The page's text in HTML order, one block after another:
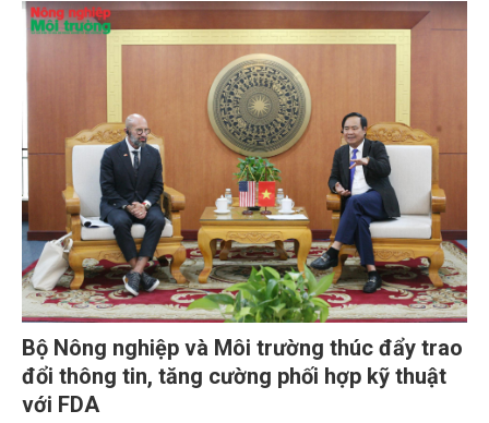
giới thiệu toàn văn bài phát biểu của đồng chí Tổng
Bí thư, Chủ tịch nước.
Bộ Nông nghiệp và Môi trường thúc đẩy trao
đổi thông tin, tăng cường phối hợp kỹ thuật
với FDA